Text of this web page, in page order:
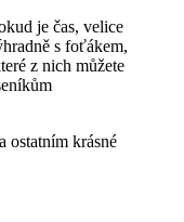
je čas, velice
s foťákem,
z nich můžete
ostatním krásné